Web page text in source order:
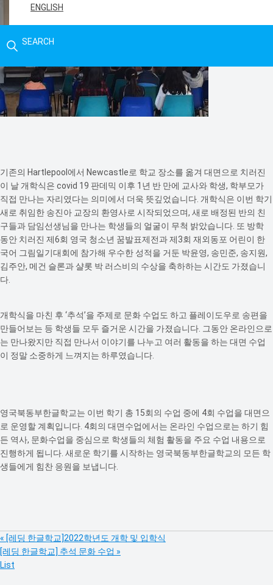
ENGLISH
SEARCH
기존의 Hartlepool에서 Newcastle로 학교 장소를 옮겨 대면으로 치러진
이 날 개학식은 covid 19 판데믹 이후 1년 반 만에 교사와 학생, 학부모가
직접 만나는 자리였다는 의미에서 더욱 뜻깊었습니다. 개학식은 이번 학기
새로 취임한 송진아 교장의 환영사로 시작되었으며, 새로 배정된 반의 친
구들과 담임선생님을 만나는 학생들의 얼굴이 무척 밝았습니다. 또 방학
동안 치러진 제6회 영국 청소년 꿈발표제전과 제3회 재외동포 어린이 한
국어 그림일기대회에 참가해 우수한 성적을 거둔 박윤영, 송민준, 송지원,
김주안, 메건 슬론과 샬롯 박 러스비의 수상을 축하하는 시간도 가졌습니
다.
개학식을 마친 후 ‘추석’을 주제로 문화 수업도 하고 플레이도우로 송편을
만들어보는 등 학생들 모두 즐거운 시간을 가졌습니다. 그동안 온라인으로
는 만나왔지만 직접 만나서 이야기를 나누고 여러 활동을 하는 대면 수업
이 정말 소중하게 느껴지는 하루였습니다.
영국북동부한글학교는 이번 학기 총 15회의 수업 중에 4회 수업을 대면으
로 운영할 계획입니다. 4회의 대면수업에서는 온라인 수업으로는 하기 힘
든 역사, 문화수업을 중심으로 학생들의 체험 활동을 주요 수업 내용으로
진행하게 됩니다. 새로운 학기를 시작하는 영국북동부한글학교의 모든 학
생들에게 힘찬 응원을 보냅니다.
« [레딩 한글학교]2022학년도 개학 및 입학식
[레딩 한글학교] 추석 문화 수업 »
List